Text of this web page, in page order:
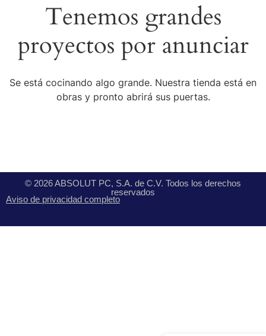
Tenemos grandes
proyectos por anunciar
Se está cocinando algo grande. Nuestra tienda está en
obras y pronto abrirá sus puertas.
© 2026 ABSOLUT PC, S.A. de C.V. Todos los derechos
reservados
Aviso de privacidad completo